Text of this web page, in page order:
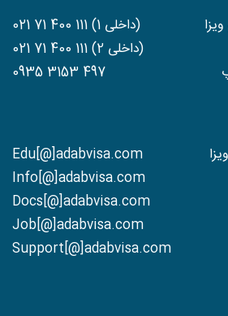
(داخلی 1) 021 71 400 111
(داخلی 2) 021 71 400 111
0935 3153 497
Edu[@]adabvisa.com
Info[@]adabvisa.com
Docs[@]adabvisa.com
Job[@]adabvisa.com
Support[@]adabvisa.com